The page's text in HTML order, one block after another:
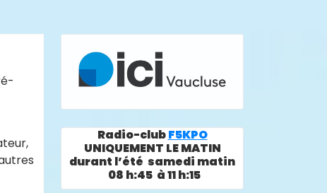
Radio-clubF5KPO
UNIQUEMENT LE MATIN
durant l’été samedi matin
08 h:45 à 11 h:15